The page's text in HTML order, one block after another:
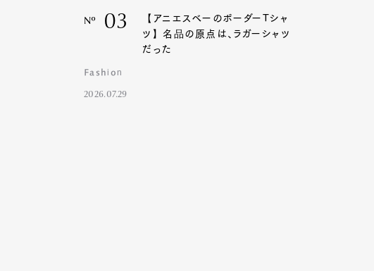
Nº 03
【アニエスベーのボーダーTシャ
ツ】名品の原点は、ラガーシャツ
だった
Fashion
2026.07.29